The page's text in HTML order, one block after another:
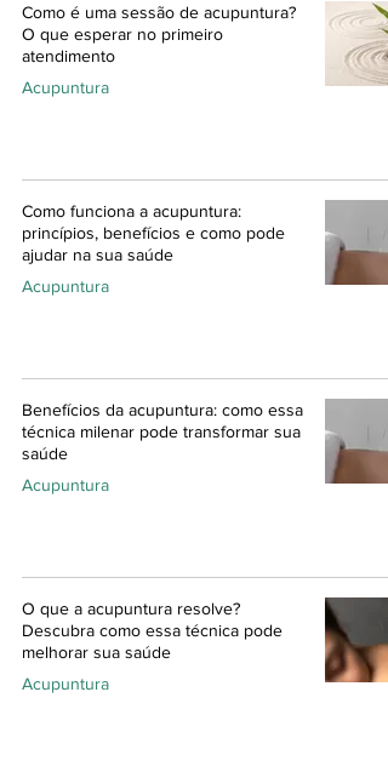
Como é uma sessão de acupuntura?
O que esperar no primeiro
atendimento
Acupuntura
Como funciona a acupuntura:
princípios, benefícios e como pode
ajudar na sua saúde
Acupuntura
Benefícios da acupuntura: como essa
técnica milenar pode transformar sua
saúde
Acupuntura
O que a acupuntura resolve?
Descubra como essa técnica pode
melhorar sua saúde
Acupuntura